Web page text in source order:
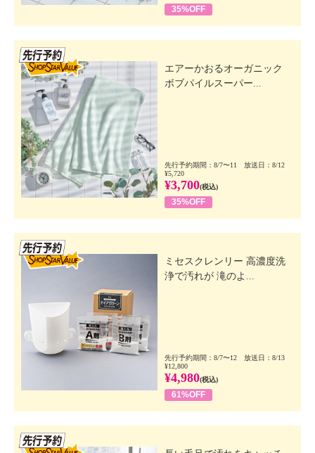
35%OFF
エアーかおるオーガニック
ボブパイルスーパー...
先行予約期間：8/7〜11 放送日：8/12
¥5,720
¥3,700(税込)
35%OFF
ミセスクレンリー 高濃度洗
浄で汚れが 滝のよ...
先行予約期間：8/7〜12 放送日：8/13
¥12,800
¥4,980(税込)
61%OFF